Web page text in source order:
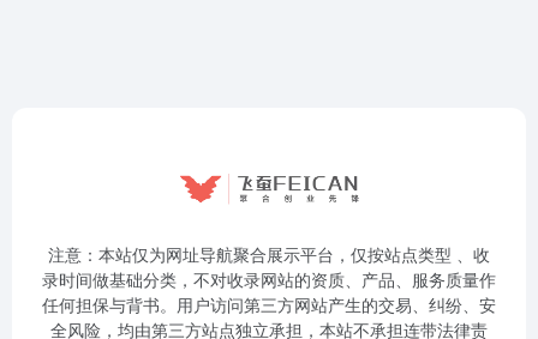
注意：本站仅为网址导航聚合展示平台，仅按站点类型 、收
录时间做基础分类，不对收录网站的资质、产品、服务质量作
任何担保与背书。用户访问第三方网站产生的交易、纠纷、安
全风险，均由第三方站点独立承担，本站不承担连带法律责